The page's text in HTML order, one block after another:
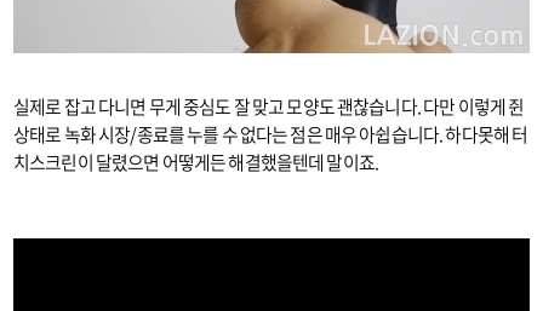
실제로 잡고 다니면 무게 중심도 잘 맞고 모양도 괜찮습니다. 다만 이렇게 쥔
상태로 녹화 시장/종료를 누를 수 없다는 점은 매우 아쉽습니다. 하다못해 터
치스크린이 달렸으면 어떻게든 해결했을텐데 말이죠.